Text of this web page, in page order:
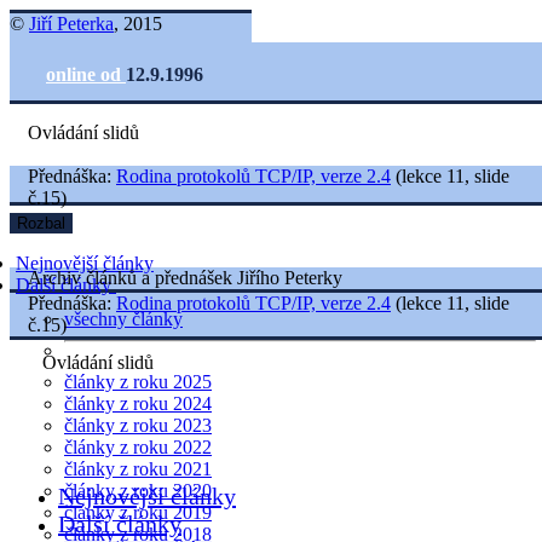
© Jiří Peterka, 2015
online od 12.9.1996
Ovládání slidů
Nejnovější články
Další články
všechny články
články z roku 2025
články z roku 2024
články z roku 2023
články z roku 2022
články z roku 2021
články z roku 2020
články z roku 2019
články z roku 2018
Přednáška: Rodina protokolů TCP/IP, verze 2.4 (lekce 11, slide
č.15)
Rozbal
Archiv článků a přednášek Jiřího Peterky
Přednáška: Rodina protokolů TCP/IP, verze 2.4 (lekce 11, slide
č.15)
Ovládání slidů
Nejnovější články
Další články